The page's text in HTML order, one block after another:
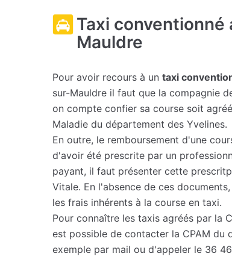
Taxi conventionné
Mauldre
Pour avoir recours à un taxi
sur-Mauldre il faut que la compagnie
on compte confier sa course soit
Maladie du département des Yvelines.
En outre, le remboursement d'une
d'avoir été prescrite par un
payant, il faut présenter cette
Vitale. En l'absence de ces
les frais inhérents à la course en taxi.
Pour connaître les taxis agréés par la
est possible de contacter la CPAM du
exemple par mail ou d'appeler le 36